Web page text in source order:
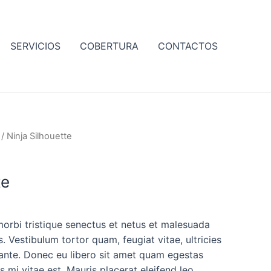
SERVICIOS COBERTURA CONTACTOS
/ Ninja Silhouette
tristique senectus et netus et malesuada
Vestibulum tortor quam, feugiat vitae, ultricies
Donec eu libero sit amet quam egestas